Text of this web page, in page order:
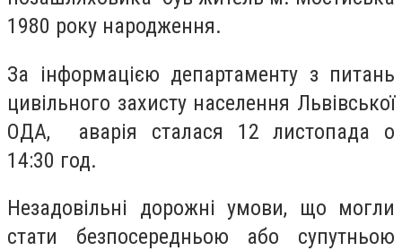
1980 року народження.
За інформацією департаменту з питань
цивільного захисту населення Львівської
ОДА, аварія сталася 12 листопада о
14:30 год.
Незадовільні дорожні умови, що могли
стати безпосередньою або супутньою